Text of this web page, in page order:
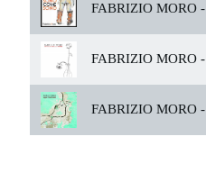
FABRIZIO MORO -
FABRIZIO MORO -
FABRIZIO MORO -